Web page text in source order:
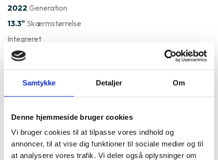
Samtykke Detaljer Om
Denne hjemmeside bruger cookies
Vi bruger cookies til at tilpasse vores indhold og
annoncer, til at vise dig funktioner til sociale medier og til
at analysere vores trafik. Vi deler også oplysninger om
2022 Generation
13.3" Skærmstørrelse
Integreret
MacOS
Varenummer 132313
Apple MacBook Pro 13" 2022
A2338 er ofte købt sammen
med